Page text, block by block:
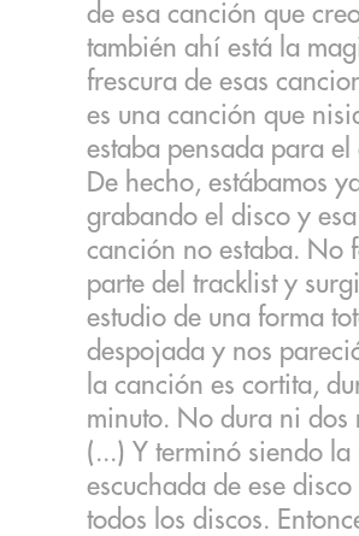
de esa canción que
también ahí está la
frescura de esas
es una canción que
estaba pensada para el
De hecho, estábamos
grabando el disco y esa
canción no estaba. No
parte del tracklist y
estudio de una forma
despojada y nos
la canción es cortita,
minuto. No dura ni dos
(...) Y terminó siendo la
escuchada de ese disco
todos los discos.